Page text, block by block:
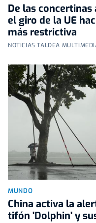
De las
el giro de la UE
más restrictiva
NOTICIAS TALDEA
MUNDO
China activa la
tifón 'Dolphin' y